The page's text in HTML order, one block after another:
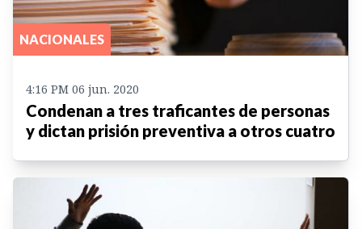
NACIONALES
4:16 PM 06 jun. 2020
Condenan a tres traficantes de personas
y dictan prisión preventiva a otros cuatro